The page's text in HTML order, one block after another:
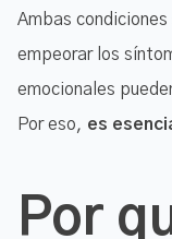
Ambas
empeorar los
emocionales
Por eso, es
Por